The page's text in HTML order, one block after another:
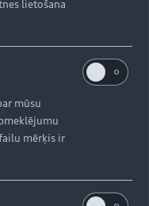
lietošana
mūsu
mērķis ir